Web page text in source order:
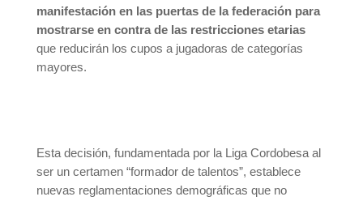
manifestación en las puertas de la federación para
mostrarse en contra de las restricciones etarias
que reducirán los cupos a jugadoras de categorías
mayores.
Esta decisión, fundamentada por la Liga Cordobesa al
ser un certamen “formador de talentos”, establece
nuevas reglamentaciones demográficas que no